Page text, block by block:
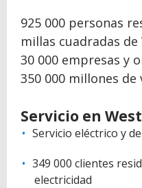
925 000 personas
millas cuadradas
30 000 empresas y
350 000 millones de
Servicio en
Servicio eléctrico y
349 000 clientes
electricidad